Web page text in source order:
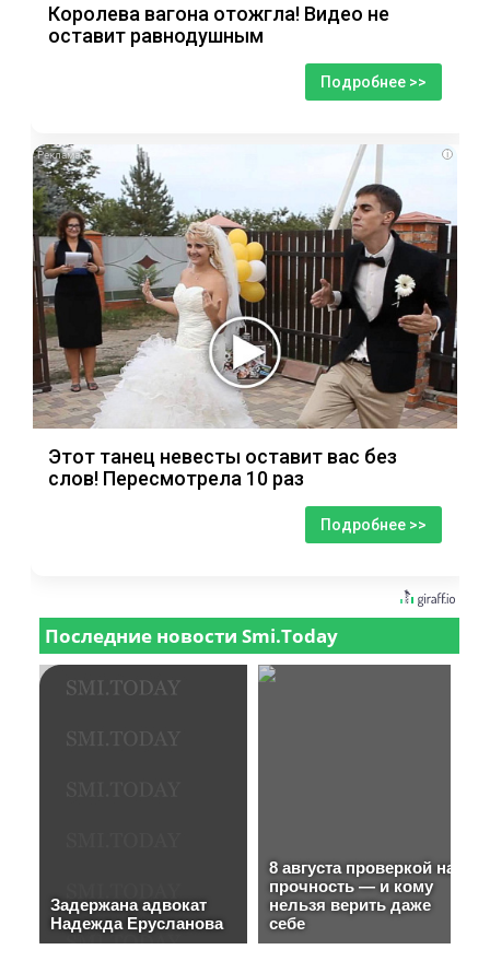
Королева вагона отожгла! Видео не
оставит равнодушным
Подробнее >>
i
Этот танец невесты оставит вас без
слов! Пересмотрела 10 раз
Подробнее >>